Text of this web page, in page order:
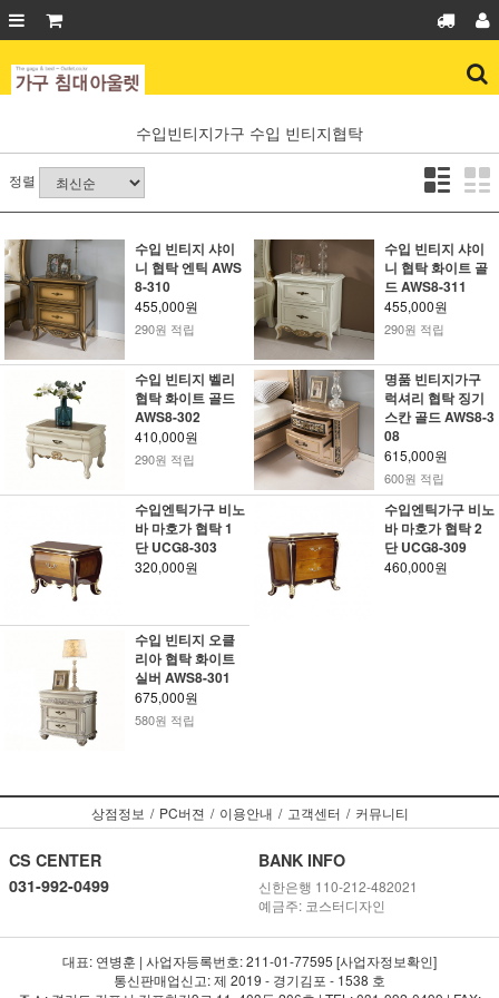
수입빈티지가구 수입 빈티지협탁
정렬
수입 빈티지 샤이
니 협탁 엔틱 AWS
8-310
455,000원
290원 적립
수입 빈티지 샤이
니 협탁 화이트 골
드 AWS8-311
455,000원
290원 적립
수입 빈티지 벨리
협탁 화이트 골드
AWS8-302
410,000원
290원 적립
명품 빈티지가구
럭셔리 협탁 징기
스칸 골드 AWS8-3
08
615,000원
600원 적립
수입엔틱가구 비노
바 마호가 협탁 1
단 UCG8-303
320,000원
수입엔틱가구 비노
바 마호가 협탁 2
단 UCG8-309
460,000원
수입 빈티지 오클
리아 협탁 화이트
실버 AWS8-301
675,000원
580원 적립
상점정보 / PC버젼 / 이용안내 / 고객센터 / 커뮤니티
CS CENTER
031-992-0499
BANK INFO
신한은행 110-212-482021
예금주: 코스터디자인
대표: 연병훈 | 사업자등록번호: 211-01-77595 [사업자정보확인]
통신판매업신고: 제 2019 - 경기김포 - 1538 호